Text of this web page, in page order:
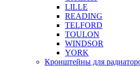
LILLE
READING
TELFORD
TOULON
WINDSOR
YORK
Кронштейны для